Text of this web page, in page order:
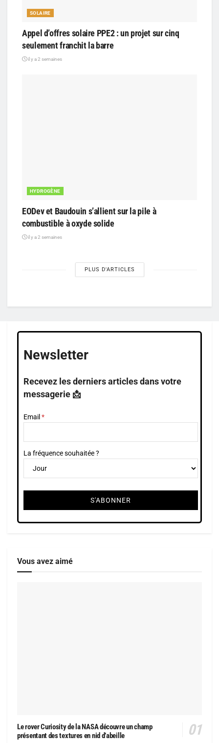
SOLAIRE
Appel d’offres solaire PPE2 : un projet sur cinq
seulement franchit la barre
il y a 2 semaines
HYDROGÈNE
EODev et Baudouin s’allient sur la pile à
combustible à oxyde solide
il y a 2 semaines
PLUS D'ARTICLES
Newsletter
Recevez les derniers articles dans votre
messagerie 📩
Email
La fréquence souhaitée ?
Vous avez aimé
Le rover Curiosity de la NASA découvre un champ
présentant des textures en nid d’abeille